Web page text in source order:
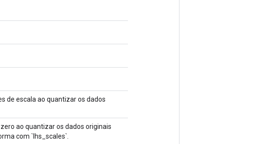
de escala ao quantizar os dados
ao quantizar os dados originais
com `lhs_scales`.